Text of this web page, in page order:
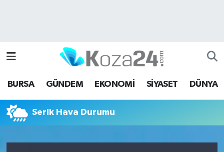
BURSA GÜNDEM EKONOMİ SİYASET DÜNYA
Serik Hava Durumu
Bursa Hava Durumu
Bursa Namaz Vakitleri
Bursa Trafik Yoğunluk Haritası